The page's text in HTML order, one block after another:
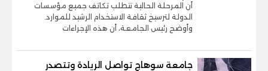
أن المرحلة الحالية تتطلب تكاتف جميع مؤسسات
الدولة لترسيخ ثقافة الاستخدام الرشيد للموارد.
وأوضح رئيس الجامعة، أن هذه الإجراءات
جامعة سوهاج تواصل الريادة وتتصدر